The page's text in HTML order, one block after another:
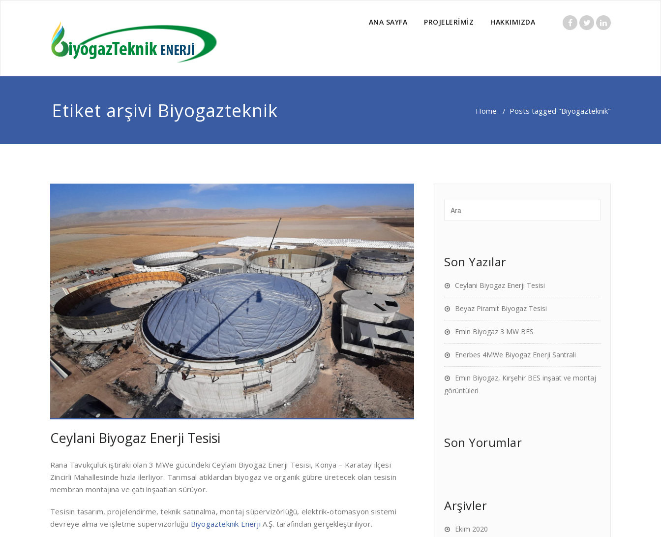
ANA SAYFA PROJELERİMİZ HAKKIMIZDA
Etiket arşivi Biyogazteknik Home / Posts tagged "Biyogazteknik"
Ceylani Biyogaz Enerji Tesisi
Rana Tavukçuluk iştiraki olan 3 MWe gücündeki Ceylani Biyogaz Enerji Tesisi, Konya – Karatay ilçesi
Zincirli Mahallesinde hızla ilerliyor. Tarımsal atıklardan biyogaz ve organik gübre üretecek olan tesisin
membran montajına ve çatı inşaatları sürüyor.
Tesisin tasarım, projelendirme, teknik satınalma, montaj süpervizörlüğü, elektrik-otomasyon sistemi
devreye alma ve işletme süpervizörlüğü Biyogazteknik Enerji A.Ş. tarafından gerçekleştiriliyor.
Son Yazılar
Ceylani Biyogaz Enerji Tesisi
Beyaz Piramit Biyogaz Tesisi
Emin Biyogaz 3 MW BES
Enerbes 4MWe Biyogaz Enerji Santrali
Emin Biyogaz, Kırşehir BES inşaat ve montaj
görüntüleri
Son Yorumlar
Arşivler
Ekim 2020